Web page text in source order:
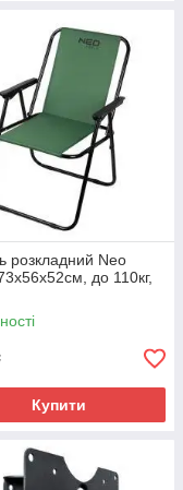
розкладний Neo
до 110кг,
Купити